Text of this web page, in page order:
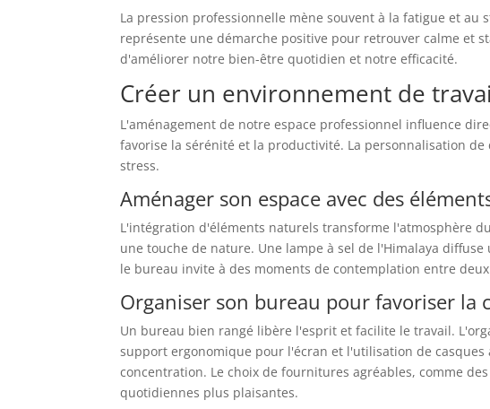
La pression professionnelle mène souvent à la fatigue et
représente une démarche positive pour retrouver calme et
d'améliorer notre bien-être quotidien et notre efficacité.
Créer un environnement de
L'aménagement de notre espace professionnel influence
favorise la sérénité et la productivité. La personnalisation
stress.
Aménager son espace avec des
L'intégration d'éléments naturels transforme l'atmosphère
une touche de nature. Une lampe à sel de l'Himalaya
le bureau invite à des moments de contemplation entre
Organiser son bureau pour favoriser la
Un bureau bien rangé libère l'esprit et facilite le travail.
support ergonomique pour l'écran et l'utilisation de
concentration. Le choix de fournitures agréables, comme
quotidiennes plus plaisantes.